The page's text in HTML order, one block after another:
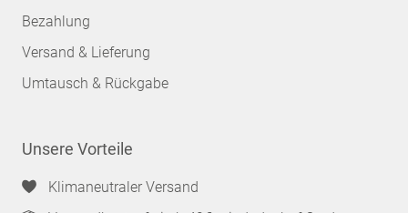
Bezahlung
Versand & Lieferung
Umtausch & Rückgabe
Unsere Vorteile
Klimaneutraler Versand